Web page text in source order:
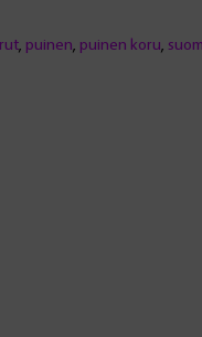
, puinen puinen koru